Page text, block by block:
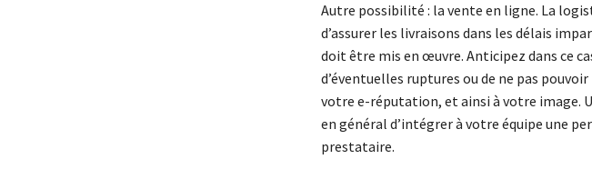
Autre possibilité : la vente en ligne. La
d’assurer les livraisons dans les délais
doit être mis en œuvre. Anticipez dans ce
d’éventuelles ruptures ou de ne pas
votre e-réputation, et ainsi à votre image.
en général d’intégrer à votre équipe une
prestataire.